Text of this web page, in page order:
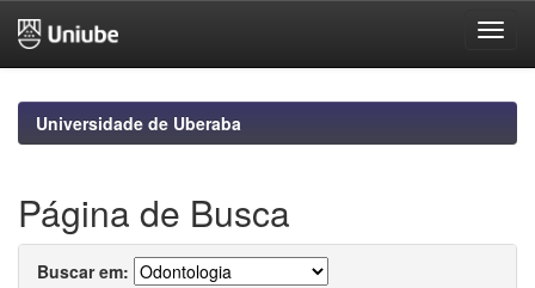
navigationUniversidade de Uberaba
Página de Busca
Buscar em: